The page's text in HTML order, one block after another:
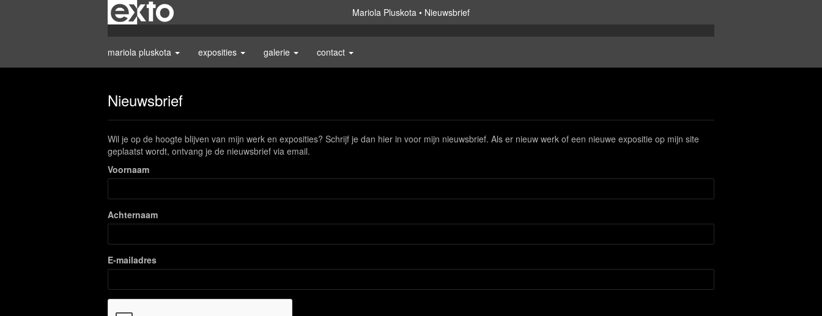
Mariola Pluskota Nieuwsbrief
mariola pluskota exposities galerie contact
Nieuwsbrief
Wil je op de hoogte blijven van mijn werk en exposities? Schrijf je dan hier in voor mijn nieuwsbrief. Als er nieuw werk of een nieuwe expositie op mijn site
geplaatst wordt, ontvang je de nieuwsbrief via email.
Voornaam
Achternaam
E-mailadres